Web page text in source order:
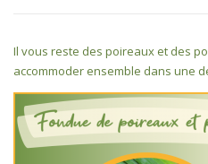
Il vous reste des poireaux et des
accommoder ensemble dans une